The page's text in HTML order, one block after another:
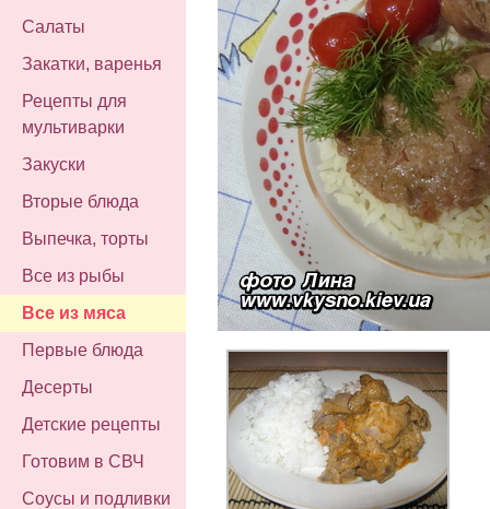
Салаты
Закатки, варенья
Рецепты для
мультиварки
Закуски
Вторые блюда
Выпечка, торты
Все из рыбы
Все из мяса
Первые блюда
Десерты
Детские рецепты
Готовим в СВЧ
Соусы и подливки